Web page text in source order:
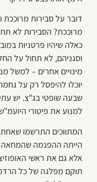
דובר על סבירות
מרוככת? הסבירות לא
כאלה שיהיו פרטניות
וסגניהם, לא תחול על
מינויים אחרים – למשל
יוכלו להיפסל רק על
שבעה שופטי בג"צ. יש
למנוע את פיטורי
המתווכים התרשמו
הייתה ההפנמה שהמחאה
אלא גם את ראשי
תוקם מפלגה של כל